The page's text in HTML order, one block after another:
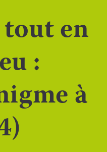
en
:
à